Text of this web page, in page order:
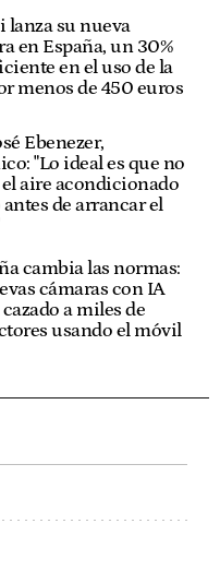
lanza su nueva
en España, un 30%
en el uso de la
menos de 450 euros
Ebenezer,
"Lo ideal es que no
el aire acondicionado
de arrancar el
cambia las normas:
cámaras con IA
a miles de
usando el móvil